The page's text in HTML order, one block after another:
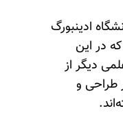
ادینبورگ
در این
دیگر از
طراحی و